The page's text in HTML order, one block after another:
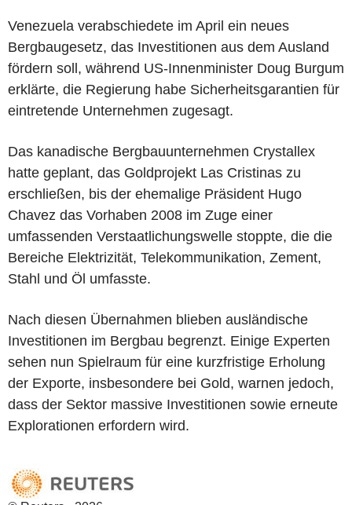
Venezuela verabschiedete im April ein neues
Bergbaugesetz, das Investitionen aus dem Ausland
fördern soll, während US-Innenminister Doug Burgum
erklärte, die Regierung habe Sicherheitsgarantien für
eintretende Unternehmen zugesagt.
Das kanadische Bergbauunternehmen Crystallex
hatte geplant, das Goldprojekt Las Cristinas zu
erschließen, bis der ehemalige Präsident Hugo
Chavez das Vorhaben 2008 im Zuge einer
umfassenden Verstaatlichungswelle stoppte, die die
Bereiche Elektrizität, Telekommunikation, Zement,
Stahl und Öl umfasste.
Nach diesen Übernahmen blieben ausländische
Investitionen im Bergbau begrenzt. Einige Experten
sehen nun Spielraum für eine kurzfristige Erholung
der Exporte, insbesondere bei Gold, warnen jedoch,
dass der Sektor massive Investitionen sowie erneute
Explorationen erfordern wird.